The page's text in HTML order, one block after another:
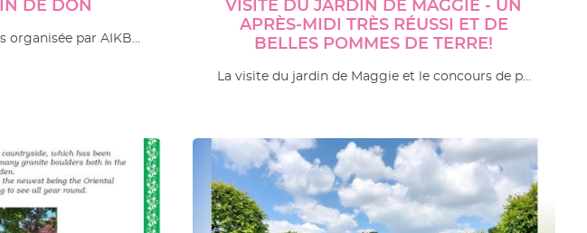
DE DON
organisée par AIKB…
VISITE DU JARDIN DE MAGGIE - UN
APRÈS-MIDI TRÈS RÉUSSI ET DE
BELLES POMMES DE TERRE!
La visite du jardin de Maggie et le concours de p…